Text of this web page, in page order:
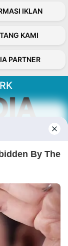
IKLAN
KAMI
PARTNER